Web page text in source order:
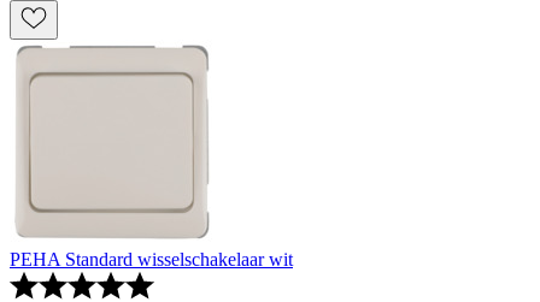
PEHA Standard wisselschakelaar wit